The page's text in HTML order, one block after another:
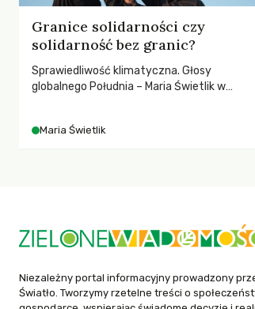
Granice solidarności czy
solidarność bez granic?
Sprawiedliwość klimatyczna. Głosy
globalnego Południa – Maria Świetlik w
Maria Świetlik
Niezależny portal informacyjny prowadzony
Światło. Tworzymy rzetelne treści o